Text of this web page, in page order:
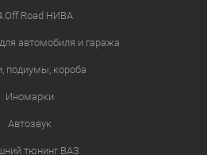
Road НИВА
автомобиля и гаража
подиумы, короба
Иномарки
Автозвук
тюнинг ВАЗ